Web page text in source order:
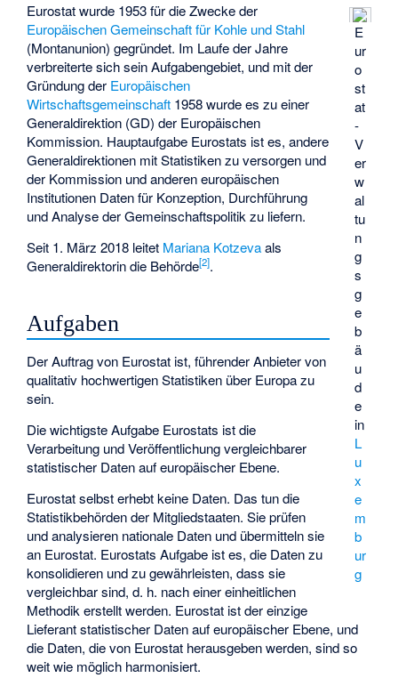
E
ur
o
st
at
-
V
er
w
al
tu
n
g
s
g
e
b
ä
u
d
e
in
L
u
x
e
m
b
ur
g
Eurostat wurde 1953 für die Zwecke der
Europäischen Gemeinschaft für Kohle und Stahl
(Montanunion) gegründet. Im Laufe der Jahre
verbreiterte sich sein Aufgabengebiet, und mit der
Gründung der Europäischen
Wirtschaftsgemeinschaft 1958 wurde es zu einer
Generaldirektion (GD) der Europäischen
Kommission. Hauptaufgabe Eurostats ist es, andere
Generaldirektionen mit Statistiken zu versorgen und
der Kommission und anderen europäischen
Institutionen Daten für Konzeption, Durchführung
und Analyse der Gemeinschaftspolitik zu liefern.
Seit 1. März 2018 leitet Mariana Kotzevaals
Generaldirektorin die Behörde[2].
Aufgaben
Der Auftrag von Eurostat ist, führender Anbieter von
qualitativ hochwertigen Statistiken über Europa zu
sein.
Die wichtigste Aufgabe Eurostats ist die
Verarbeitung und Veröffentlichung vergleichbarer
statistischer Daten auf europäischer Ebene.
Eurostat selbst erhebt keine Daten. Das tun die
Statistikbehörden der Mitgliedstaaten. Sie prüfen
und analysieren nationale Daten und übermitteln sie
an Eurostat. Eurostats Aufgabe ist es, die Daten zu
konsolidieren und zu gewährleisten, dass sie
vergleichbar sind, d. h. nach einer einheitlichen
Methodik erstellt werden. Eurostat ist der einzige
Lieferant statistischer Daten auf europäischer Ebene, und
die Daten, die von Eurostat herausgeben werden, sind so
weit wie möglich harmonisiert.